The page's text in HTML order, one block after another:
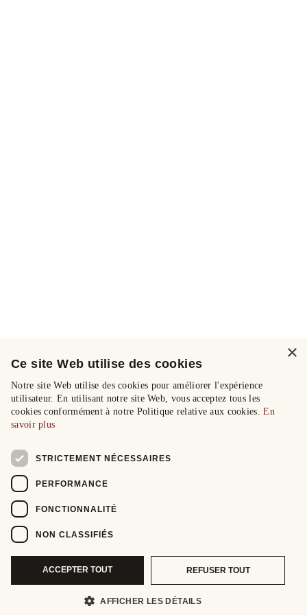
×
Ce site Web utilise des cookies
Notre site Web utilise des cookies pour améliorer l'expérience
utilisateur. En utilisant notre site Web, vous acceptez tous les
cookies conformément à notre Politique relative aux cookies.En
savoir plus
STRICTEMENT NÉCESSAIRES
PERFORMANCE
FONCTIONNALITÉ
NON CLASSIFIÉS
ACCEPTER TOUT REFUSER TOUT
AFFICHER LES DÉTAILS